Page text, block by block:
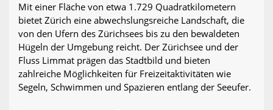
Mit einer Fläche von etwa 1.729 Quadratkilometern
bietet Zürich eine abwechslungsreiche Landschaft, die
von den Ufern des Zürichsees bis zu den bewaldeten
Hügeln der Umgebung reicht. Der Zürichsee und der
Fluss Limmat prägen das Stadtbild und bieten
zahlreiche Möglichkeiten für Freizeitaktivitäten wie
Segeln, Schwimmen und Spazieren entlang der Seeufer.